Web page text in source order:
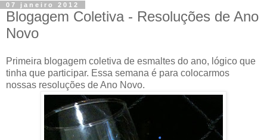
07 janeiro 2012
Blogagem Coletiva - Resoluções de Ano
Novo
Primeira blogagem coletiva de esmaltes do ano, lógico que
tinha que participar. Essa semana é para colocarmos
nossas resoluções de Ano Novo.